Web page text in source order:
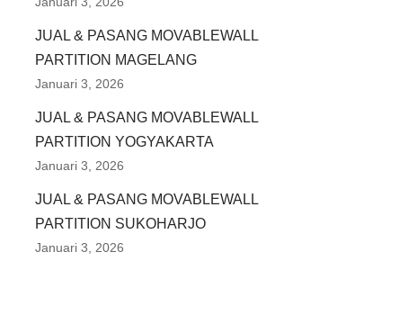
JUAL & PASANG MOVABLEWALL
PARTITION MAGELANG
Januari 3, 2026
JUAL & PASANG MOVABLEWALL
PARTITION YOGYAKARTA
Januari 3, 2026
JUAL & PASANG MOVABLEWALL
PARTITION SUKOHARJO
Januari 3, 2026